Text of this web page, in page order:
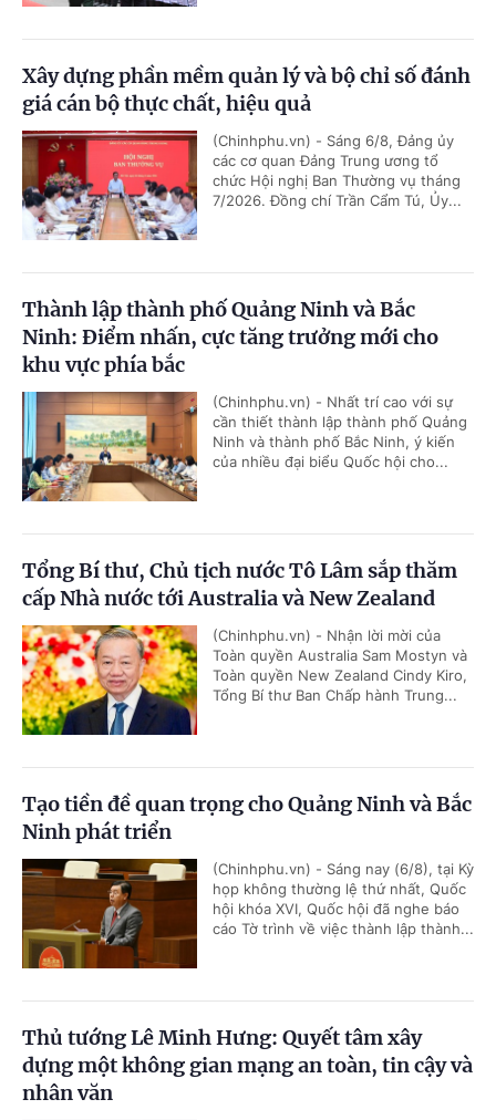
Xây dựng phần mềm quản lý và bộ chỉ số đánh
giá cán bộ thực chất, hiệu quả
(Chinhphu.vn) - Sáng 6/8, Đảng ủy
các cơ quan Đảng Trung ương tổ
chức Hội nghị Ban Thường vụ tháng
7/2026. Đồng chí Trần Cẩm Tú, Ủy...
Thành lập thành phố Quảng Ninh và Bắc
Ninh: Điểm nhấn, cực tăng trưởng mới cho
khu vực phía bắc
(Chinhphu.vn) - Nhất trí cao với sự
cần thiết thành lập thành phố Quảng
Ninh và thành phố Bắc Ninh, ý kiến
của nhiều đại biểu Quốc hội cho...
Tổng Bí thư, Chủ tịch nước Tô Lâm sắp thăm
cấp Nhà nước tới Australia và New Zealand
(Chinhphu.vn) - Nhận lời mời của
Toàn quyền Australia Sam Mostyn và
Toàn quyền New Zealand Cindy Kiro,
Tổng Bí thư Ban Chấp hành Trung...
Tạo tiền đề quan trọng cho Quảng Ninh và Bắc
Ninh phát triển
(Chinhphu.vn) - Sáng nay (6/8), tại Kỳ
họp không thường lệ thứ nhất, Quốc
hội khóa XVI, Quốc hội đã nghe báo
cáo Tờ trình về việc thành lập thành...
Thủ tướng Lê Minh Hưng: Quyết tâm xây
dựng một không gian mạng an toàn, tin cậy và
nhân văn